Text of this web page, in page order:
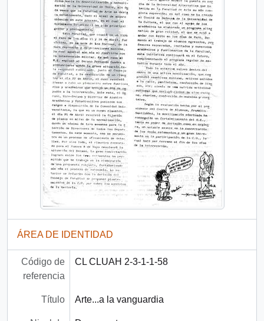
ÁREA DE IDENTIDAD
Código de
referencia
CL CLUAH 2-3-1-1-58
Título Arte...a la vanguardia